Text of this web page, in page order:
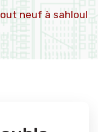
neuf à sahloul